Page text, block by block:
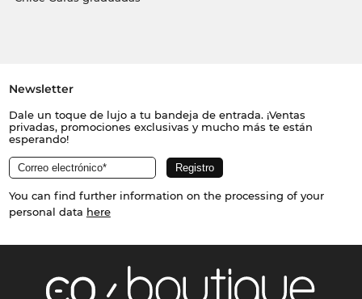
Newsletter
Dale un toque de lujo a tu bandeja de entrada. ¡Ventas
privadas, promociones exclusivas y mucho más te están
esperando!
You can find further information on the processing of your
personal data here